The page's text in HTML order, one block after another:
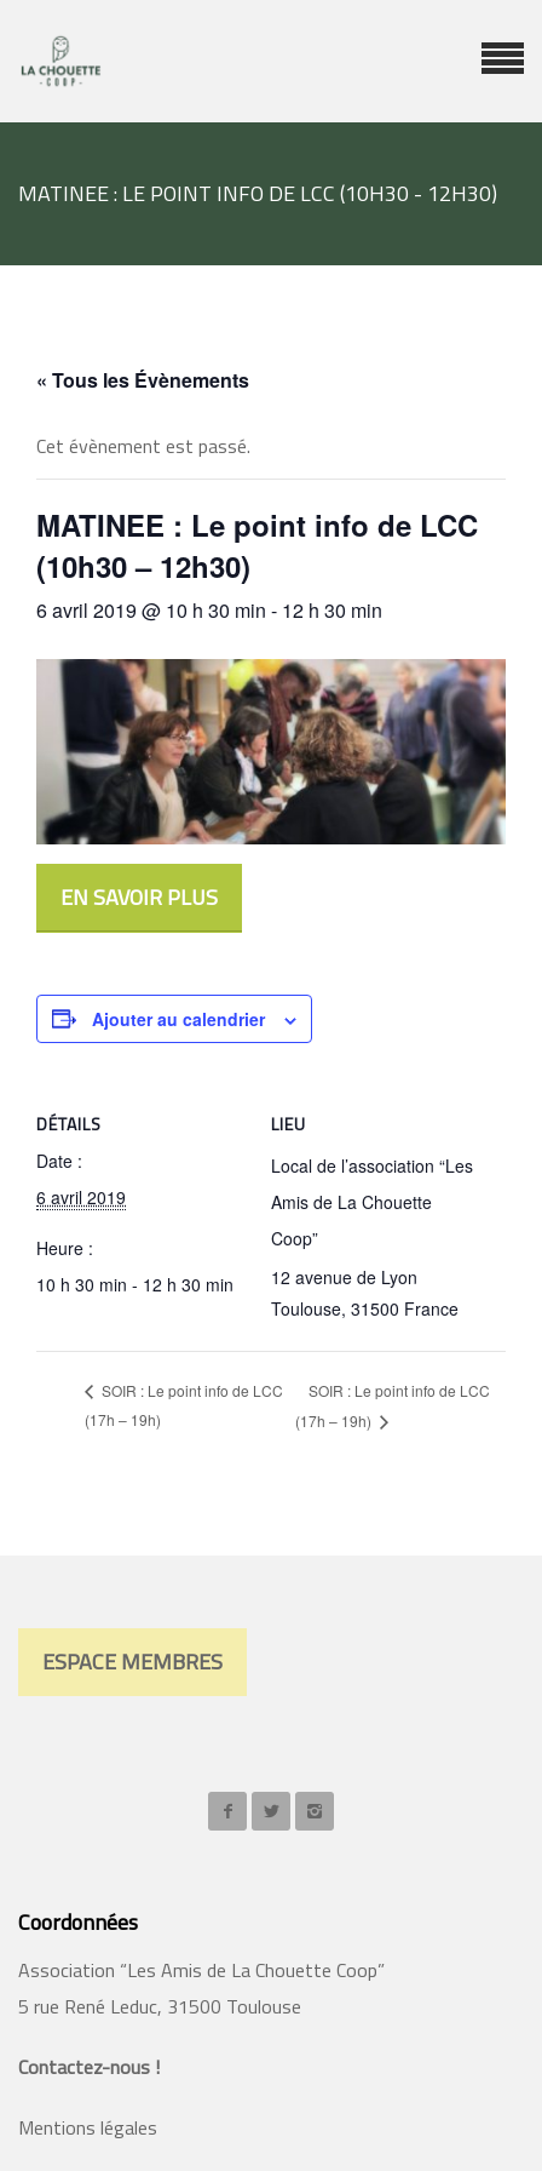
MATINEE : LE POINT INFO DE LCC (10H30 - 12H30)
« Tous les Évènements
Cet évènement est passé.
MATINEE : Le point info de LCC
(10h30 – 12h30)
6 avril 2019 @ 10 h 30 min - 12 h 30 min
EN SAVOIR PLUS
Ajouter au calendrier
DÉTAILS
Date :
6 avril 2019
Heure :
10 h 30 min - 12 h 30 min
LIEU
Local de l’association “Les
Amis de La Chouette
Coop”
12 avenue de Lyon
Toulouse, 31500 France
SOIR : Le point info de LCC
(17h – 19h)
SOIR : Le point info de LCC
(17h – 19h)
ESPACE MEMBRES
Coordonnées
Association “Les Amis de La Chouette Coop”
5 rue René Leduc, 31500 Toulouse
Contactez-nous !
Mentions légales